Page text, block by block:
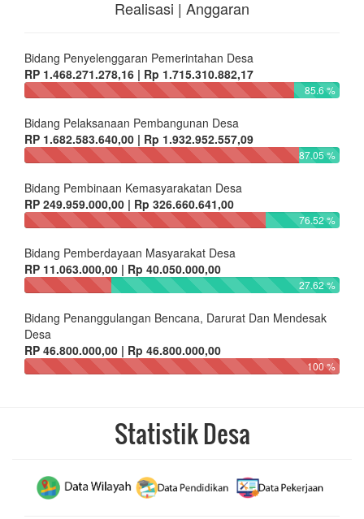
Realisasi | Anggaran
Bidang Penyelenggaran Pemerintahan Desa
RP 1.468.271.278,16 | Rp 1.715.310.882,17
85.6 %
Bidang Pelaksanaan Pembangunan Desa
RP 1.682.583.640,00 | Rp 1.932.952.557,09
87.05 %
Bidang Pembinaan Kemasyarakatan Desa
RP 249.959.000,00 | Rp 326.660.641,00
76.52 %
Bidang Pemberdayaan Masyarakat Desa
RP 11.063.000,00 | Rp 40.050.000,00
27.62 %
Bidang Penanggulangan Bencana, Darurat Dan Mendesak
Desa
RP 46.800.000,00 | Rp 46.800.000,00
100 %
Statistik Desa